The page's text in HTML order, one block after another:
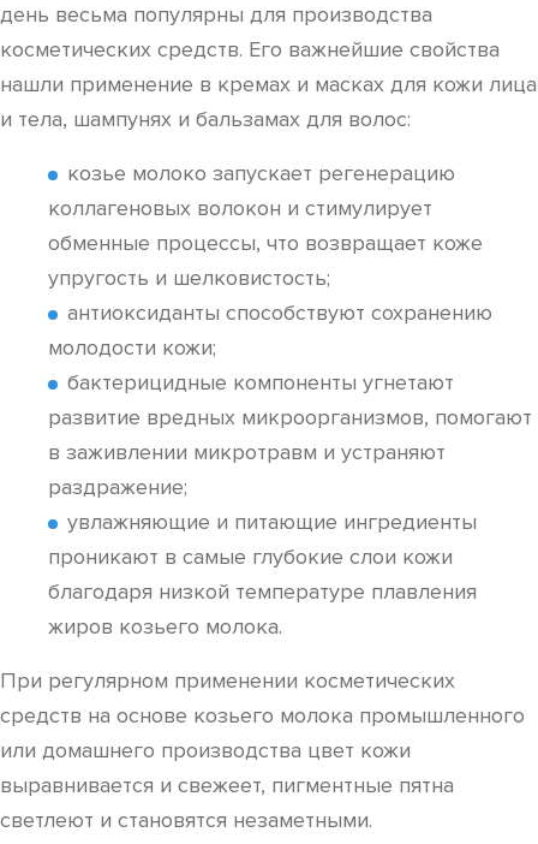
день весьма популярны для производства
косметических средств. Его важнейшие свойства
нашли применение в кремах и масках для кожи лица
и тела, шампунях и бальзамах для волос:
козье молоко запускает регенерацию
коллагеновых волокон и стимулирует
обменные процессы, что возвращает коже
упругость и шелковистость;
антиоксиданты способствуют сохранению
молодости кожи;
бактерицидные компоненты угнетают
развитие вредных микроорганизмов, помогают
в заживлении микротравм и устраняют
раздражение;
увлажняющие и питающие ингредиенты
проникают в самые глубокие слои кожи
благодаря низкой температуре плавления
жиров козьего молока.
При регулярном применении косметических
средств на основе козьего молока промышленного
или домашнего производства цвет кожи
выравнивается и свежеет, пигментные пятна
светлеют и становятся незаметными.